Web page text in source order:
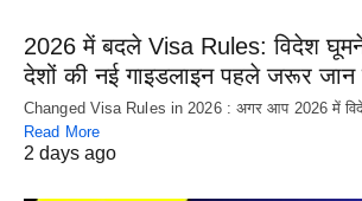
2026 में बदले Visa Rules: विदेश
देशों की नई गाइडलाइन पहले जरूर
Changed Visa Rules in 2026 : अगर आप 2026 में
Read More
2 days ago